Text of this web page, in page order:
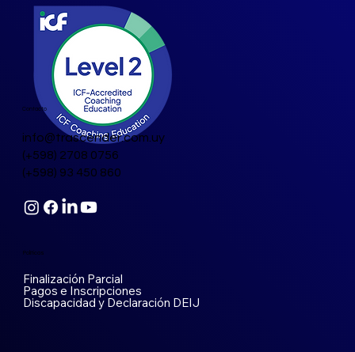
Contacto
info@trascender.com.uy
(+598) 2708 0756
(+598) 93 450 860
Políticas
Finalización Parcial
Pagos e Inscripciones
Discapacidad y Declaración DEIJ